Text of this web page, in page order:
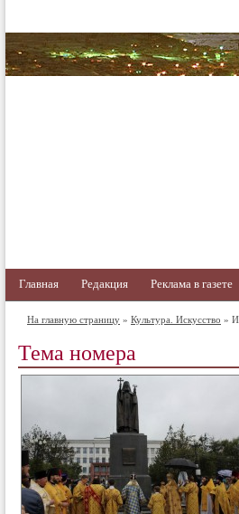
Главная Редакция Реклама в газете
На главную страницу » Культура. Искусство »
Тема номера